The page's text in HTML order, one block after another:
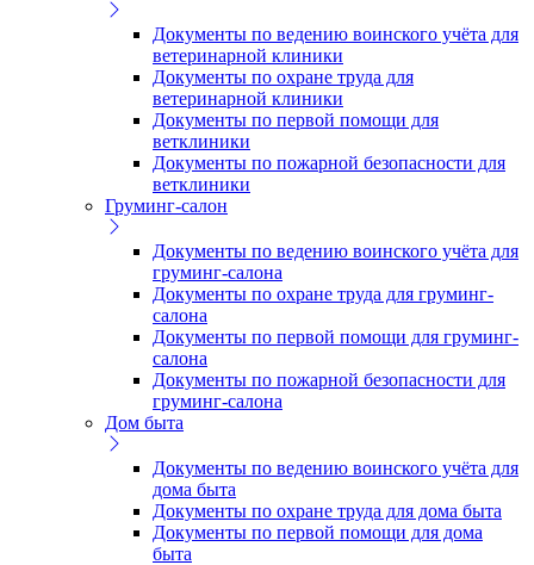
Документы по ведению воинского учёта для
ветеринарной клиники
Документы по охране труда для
ветеринарной клиники
Документы по первой помощи для
ветклиники
Документы по пожарной безопасности для
ветклиники
Груминг-салон
Документы по ведению воинского учёта для
груминг-салона
Документы по охране труда для груминг-
салона
Документы по первой помощи для груминг-
салона
Документы по пожарной безопасности для
груминг-салона
Дом быта
Документы по ведению воинского учёта для
дома быта
Документы по охране труда для дома быта
Документы по первой помощи для дома
быта